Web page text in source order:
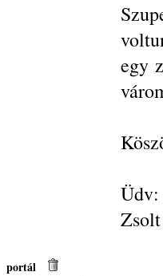
egy
Üdv:
Zsolt
portál